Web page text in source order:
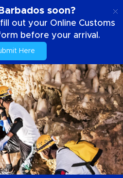
soon?
out your Online Customs
before your arrival.
Here